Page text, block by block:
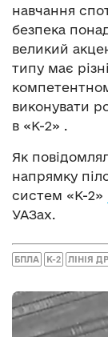
навчання
безпека
великий
типу має
виконувати
в «К-2» .
Як
напрямку
систем «К-2»
УАЗах.
БПЛА К-2 ЛІНІЯ